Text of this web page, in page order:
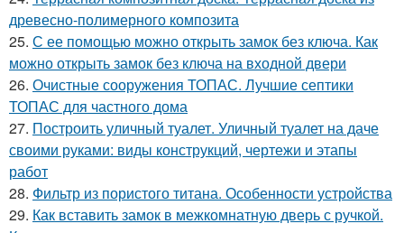
древесно-полимерного композита
25. С ее помощью можно открыть замок без ключа. Как
можно открыть замок без ключа на входной двери
26. Очистные сооружения ТОПАС. Лучшие септики
ТОПАС для частного дома
27. Построить уличный туалет. Уличный туалет на даче
своими руками: виды конструкций, чертежи и этапы
работ
28. Фильтр из пористого титана. Особенности устройства
29. Как вставить замок в межкомнатную дверь с ручкой.